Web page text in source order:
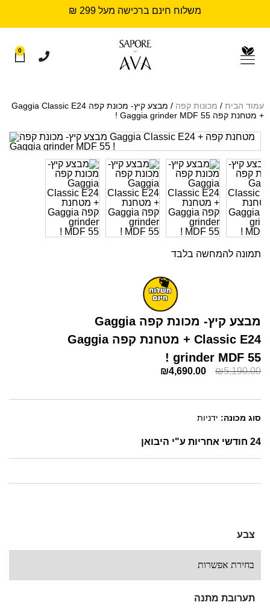
משלוח חינם ברכישה מעל 299 ₪
0
עמוד הבית / מכונות קפה
/ מבצע קיץ- מכונת קפה Gaggia Classic E24
+ מטחנת קפה Gaggia grinder MDF 55 !
תמונה להמחשה בלבד
מבצע קיץ- מכונת קפה Gaggia
Classic E24 + מטחנת קפה Gaggia
grinder MDF 55 !
₪5,190.00
₪4,690.00
סוג מכונה: ידניות
24 חודשי אחריות ע"י היבואן
צבע
תערובת מתנה